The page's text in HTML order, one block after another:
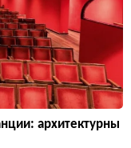
архитектурны